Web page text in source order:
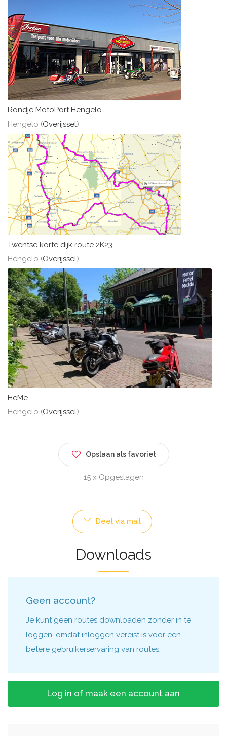
Rondje MotoPort Hengelo
Hengelo (Overijssel)
Twentse korte dijk route 2K23
Hengelo (Overijssel)
HeMe
Hengelo (Overijssel)
Opslaan als favoriet
15 x Opgeslagen
Deel via mail
Downloads
Geen account?
Je kunt geen routes downloaden zonder in te
loggen, omdat inloggen vereist is voor een
betere gebruikerservaring van routes.
Log in of maak een account aan